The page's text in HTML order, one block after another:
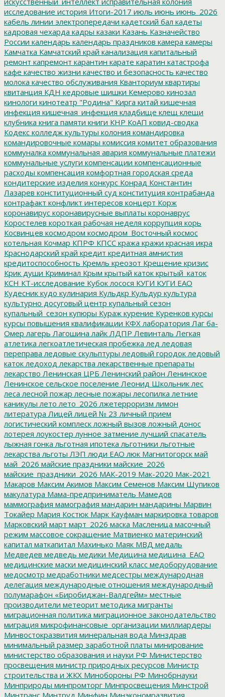
исследование история Итоги-2017 июль июнь июнь_2026
кабель линии электропередачи кадетский бал кадеты
кадровая чехарда кадры казаки Казань Казначейство
России календарь календарь праздников камера камеры
Камчатка Камчатский край канализация капитальный
ремонт капремонт карантин карате каратин катастрофа
кафе качество жизни качество и безопасность качество
молока качество обслуживания Кванториум квартиры
квитанция КДН кедровые шишки Кемерово кинозал
кинологи кинотеатр "Родина" Кирга китай кишечная
инфекция кишечная_инфекция кладбище клещ клещи
клубника книга памяти книги КНР КоАП ковид-сводка
Кодекс колледж культуры колония командировка
командировочные комары комиссия комитет образования
коммуналка коммунальная авария коммунальные платежи
коммунальные услуги компенсации компенсационные
расходы компенсация комфортная городская среда
кондитерские изделия конкурс Конрад Константин
Лазарев конституционный суд конституция контрабанда
контрафакт конфликт интересов концерт Корж
коронавирус коронавирусные выплаты коронаврус
Коростелев короткая рабочая неделя коррупция корь
Косвинцев космодром космодром_Восточный космос
котельная Кочмар КПРФ КПСС кража кражи красная икра
Краснодарский край кредит кредитная амнистия
кредитоспособность Кремль креозот Крещение кризис
Крик души Криминал Крым крытый каток крытый_каток
КСН КТ-исследование Кубок лосося КУГИ КУГИ ЕАО
Кудесник кудо кулинария Кульдкр Кульдур культура
культурно досуговый центр купальный сезон
купальный_сезон купюры Кураж курение Куренков курсы
курсы повышения квалификации КФХ лаборатория Лаг ба-
Омер лагерь Лагошина лайк ЛДПР Левинталь Легкая
атлетика легкоатлетическая пробежка лед ледовая
переправа ледовые скульптуры ледовый городок ледовый
каток ледоход лекарства лекарственные препараты
лекарство Ленинская ЦРБ Ленинский район Ленинское
Ленинское сельское поселение Леонид Школьник лес
леса лесной пожар лесные пожары лесопилка летние
каникулы лето лето_2026 лжетерроризм лимон
литература Лицей лицей № 23 личный прием
логистический комплеск ложный вызов ложный донос
лотерея лоукостер лунное затмение лучший спасатель
лыжная гонка льготная ипотека льготники льготные
лекарства льготы ЛЭП люди ЕАО люк Магнитогорск май
май_2026 майские праздники майские_2026
майские_праздники_2026 МАК-2019 Мак-2020 Мак-2021
Макаров Максим Акимов Максим Семенов Максим Шупиков
макулатура Мама-предприниматель Мамедов
маммография мамография мандарин мандарины Марвин
Токайер Мария Костюк Марк Кауфман маркировка товаров
Марковский март март_2026 маска Масленица масочный
режим массовое сокращение Матвиенко материнский
капитал маткапитал Махинько Маяк МВД медаль
Медведев медведь медики Медицина медицина_ЕАО
медицинские маски медицинский класс медоборудование
медосмотр медработники медсестры международная
делегация международные отношения международный
полумарафон «Биробиджан-Валдгейм» местные
производители метеорит методика мигранты
миграционная политика миграционное законодательство
миграция микрофинансовые_организации миллиардеры
Минвостокразвития минеральная вода Минздрав
минимальный размер заработной платы минирование
министерство образования и науки РФ Министерство
просвещения министр природных ресурсов Министр
строительства и ЖКХ Минобороны РФ Минобрнауки
Минприроды минпромторг Минпросвещения Минстрой
Минтранс Минтруд Минфин Минэкономразвития